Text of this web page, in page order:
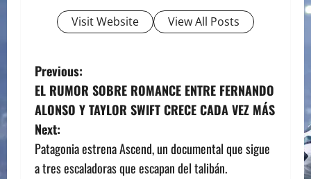
Visit Website View All Posts
P
o
s
t
Previous:
EL RUMOR SOBRE ROMANCE ENTRE FERNANDO
ALONSO Y TAYLOR SWIFT CRECE CADA VEZ MÁS
Next:
Patagonia estrena Ascend, un documental que sigue
a tres escaladoras que escapan del talibán.